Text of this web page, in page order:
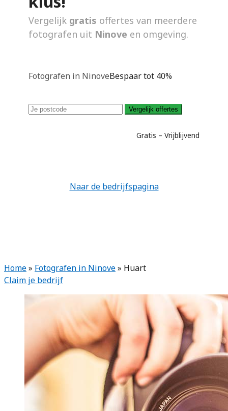
Vergelijk gratis offertes van meerdere
fotografen uit Ninove en omgeving.
Fotografen in NinoveBespaar tot 40%
Vergelijk offertes
Gratis – Vrijblijvend
Naar de bedrijfspagina
Home» Fotografen in Ninove» Huart
Claim je bedrijf